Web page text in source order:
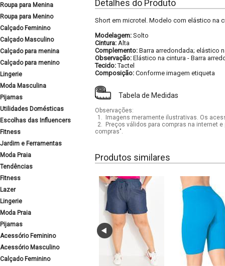
Roupa para Menina
Roupa para Menino
Calçado Feminino
Calçado Masculino
Calçado para menina
Calçado para menino
Lingerie
Moda Masculina
Pijamas
Utilidades Domésticas
Escolhas das Influencers
Fitness
Jardim e Ferramentas
Moda Praia
Tendências
Fitness
Lazer
Lingerie
Moda Praia
Pijamas
Acessório Feminino
Acessório Masculino
Calçado Feminino
Detalhes do Produto
Short em microtel. Modelo com elástico na
Modelagem: Solto
Cintura: Alta
Complemento: Barra arredondada; elástico
Observação: Elástico na cintura - Barra
Tecido:Tactel
Composição: Conforme imagem etiqueta
Tabela de Medidas
Observações:
1.
Imagens meramente ilustrativas. Os
2.
Preços válidos para compras na internet
compras".
Produtos similares